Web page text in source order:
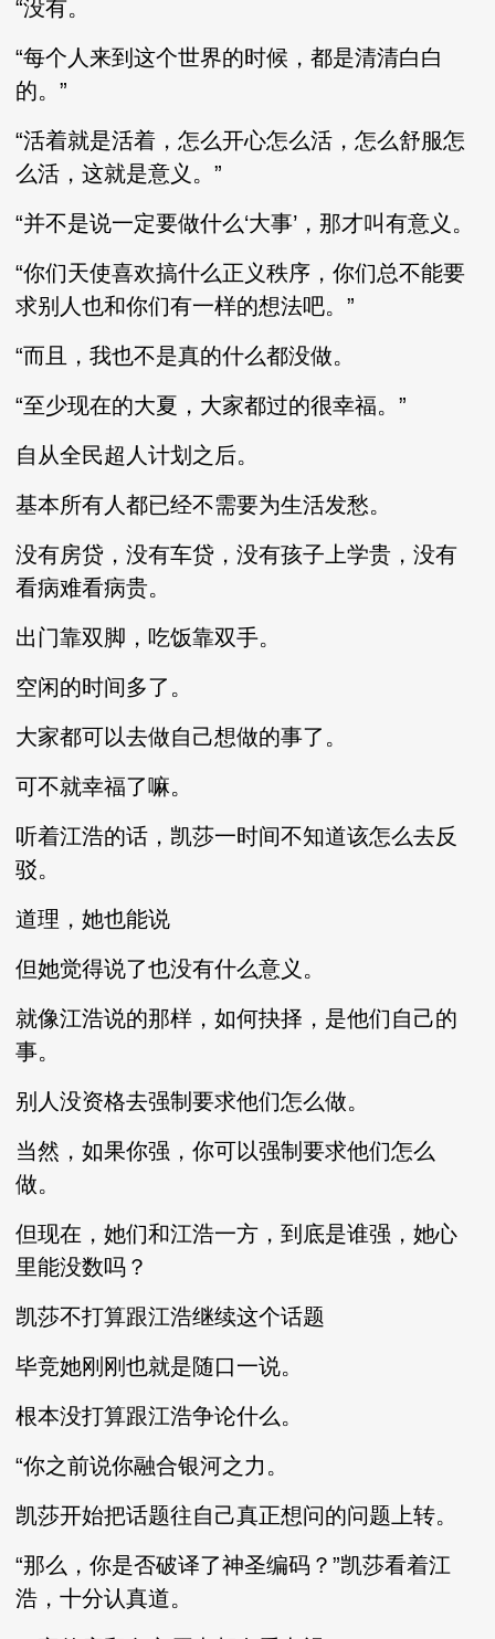
“没有。
“每个人来到这个世界的时候，都是清清白白
的。”
“活着就是活着，怎么开心怎么活，怎么舒服怎
么活，这就是意义。”
“并不是说一定要做什么‘大事’，那才叫有意义。
“你们天使喜欢搞什么正义秩序，你们总不能要
求别人也和你们有一样的想法吧。”
“而且，我也不是真的什么都没做。
“至少现在的大夏，大家都过的很幸福。”
自从全民超人计划之后。
基本所有人都已经不需要为生活发愁。
没有房贷，没有车贷，没有孩子上学贵，没有
看病难看病贵。
出门靠双脚，吃饭靠双手。
空闲的时间多了。
大家都可以去做自己想做的事了。
可不就幸福了嘛。
听着江浩的话，凯莎一时间不知道该怎么去反
驳。
道理，她也能说
但她觉得说了也没有什么意义。
就像江浩说的那样，如何抉择，是他们自己的
事。
别人没资格去强制要求他们怎么做。
当然，如果你强，你可以强制要求他们怎么
做。
但现在，她们和江浩一方，到底是谁强，她心
里能没数吗？
凯莎不打算跟江浩继续这个话题
毕竞她刚刚也就是随口一说。
根本没打算跟江浩争论什么。
“你之前说你融合银河之力。
凯莎开始把话题往自己真正想问的问题上转。
“那么，你是否破译了神圣编码？”凯莎看着江
浩，十分认真道。